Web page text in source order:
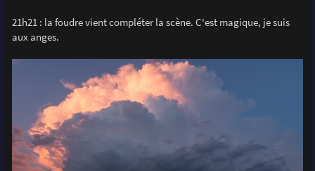
21h21 : la foudre vient compléter la scène. C'est magique, je suis
aux anges.